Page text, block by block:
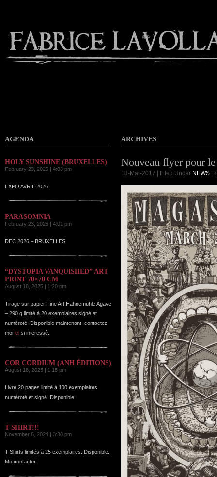
Contact
AGENDA
HOLY SUNSHINE (BRUXELLES)
February 23, 2026 | 4:03 pm
EXPO AVRIL 2026
PARASOMNIA
February 23, 2026 | 4:01 pm
DEC 2026 – BRUXELLES
“DYSTOPIA VANQUISHED” ART
PRINT 70×70 CM
August 18, 2025 | 1:20 pm
Tirage sur papier Fine Art Hahnemühle Agave
– 290 g limité à 20 exemplaires signé et
numéroté. Disponible maintenant. contactez
moi ici si interessé.
COR CORDIUM (ANH ÉDITIONS)
August 18, 2025 | 1:15 pm
Livre 20 pages limité à 100 exemplaires
numéroté et signé. Disponible!
T-SHIRT!!!
November 6, 2024 | 3:30 pm
T-Shirts limités à 25 exemplaires. Disponible.
Me contacter.
ARCHIVES
Nouveau flyer pour
13-Mar-2017 | Filed Under NEWS